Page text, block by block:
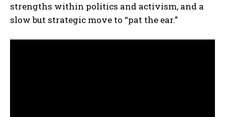
strengths within politics and activism, and a
slow but strategic move to “pat the ear.”